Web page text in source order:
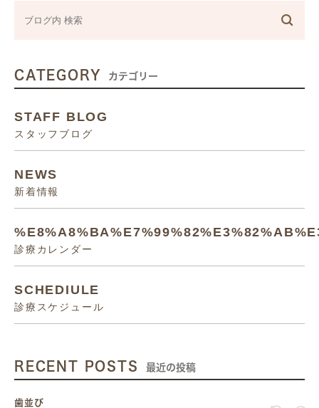
CATEGORY カテゴリー
STAFF BLOG
スタッフブログ
NEWS
新着情報
診療カレンダー
SCHEDIULE
診療スケジュール
RECENT POSTS 最近の投稿
歯並び